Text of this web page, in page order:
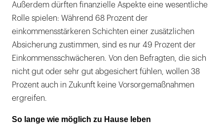
Außerdem dürften finanzielle Aspekte eine wesentliche
Rolle spielen: Während 68 Prozent der
einkommensstärkeren Schichten einer zusätzlichen
Absicherung zustimmen, sind es nur 49 Prozent der
Einkommensschwächeren. Von den Befragten, die sich
nicht gut oder sehr gut abgesichert fühlen, wollen 38
Prozent auch in Zukunft keine Vorsorgemaßnahmen
ergreifen.
So lange wie möglich zu Hause leben